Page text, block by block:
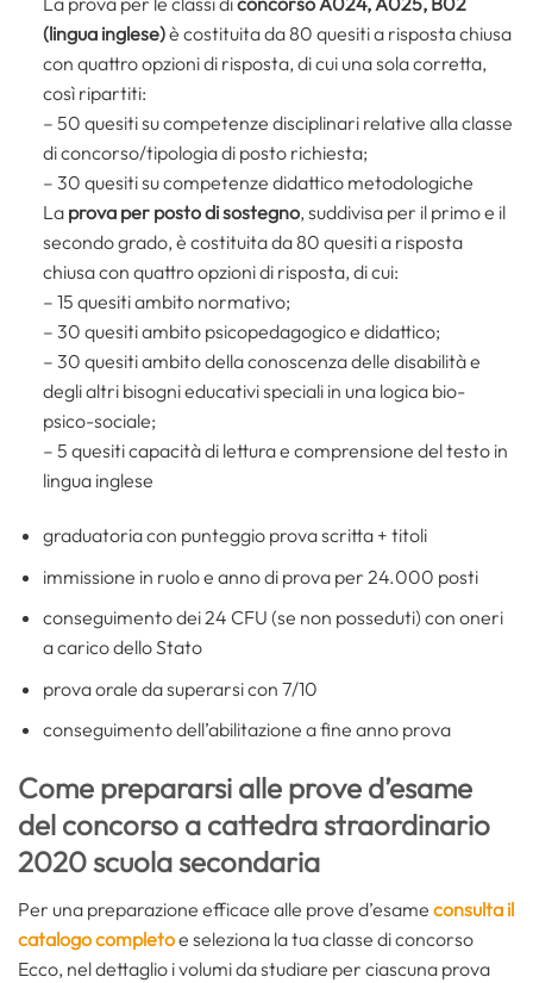
(lingua inglese)è costituita da 80 quesiti a risposta chiusa
con quattro opzioni di risposta, di cui una sola corretta,
così ripartiti:
– 50 quesiti su competenze disciplinari relative alla classe
di concorso/tipologia di posto richiesta;
– 30 quesiti su competenze didattico metodologiche
La prova per posto di sostegno, suddivisa per il primo e il
secondo grado, è costituita da 80 quesiti a risposta
chiusa con quattro opzioni di risposta, di cui:
– 15 quesiti ambito normativo;
– 30 quesiti ambito psicopedagogico e didattico;
– 30 quesiti ambito della conoscenza delle disabilità e
degli altri bisogni educativi speciali in una logica bio-
psico-sociale;
– 5 quesiti capacità di lettura e comprensione del testo in
lingua inglese
graduatoria con punteggio prova scritta + titoli
immissione in ruolo e anno di prova per 24.000 posti
conseguimento dei 24 CFU (se non posseduti) con oneri
a carico dello Stato
prova orale da superarsi con 7/10
conseguimento dell’abilitazione a fine anno prova
Come prepararsi alle prove d’esame
del concorso a cattedra straordinario
2020 scuola secondaria
Per una preparazione efficace alle prove d’esame consulta il
catalogo completoe seleziona la tua classe di concorso
Ecco, nel dettaglio i volumi da studiare per ciascuna prova